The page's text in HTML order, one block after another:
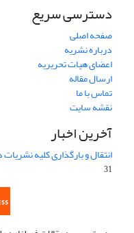
دسترسی سریع
صفحه اصلی
درباره نشریه
اعضای هیات تحریریه
ارسال مقاله
تماس با ما
نقشه سایت
آخرین اخبار
انتقال و بارگذاری کلیه
31